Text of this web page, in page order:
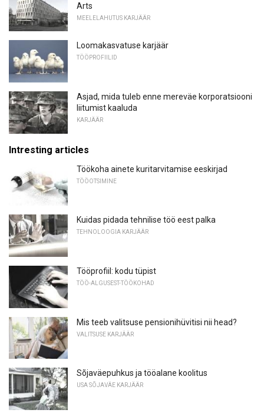
Arts
MEELELAHUTUS KARJÄÄR
Loomakasvatuse karjäär
TÖÖPROFIILID
Asjad, mida tuleb enne mereväe korporatsiooni
liitumist kaaluda
KARJÄÄR
Intresting articles
Töökoha ainete kuritarvitamise eeskirjad
TÖÖOTSIMINE
Kuidas pidada tehnilise töö eest palka
TEHNOLOOGIA KARJÄÄR
Tööprofiil: kodu tüpist
TÖÖ-ALGUSEST-TÖÖKOHAD
Mis teeb valitsuse pensionihüvitisi nii head?
VALITSUSE KARJÄÄR
Sõjaväepuhkus ja tööalane koolitus
USA SÕJAVÄE KARJÄÄR